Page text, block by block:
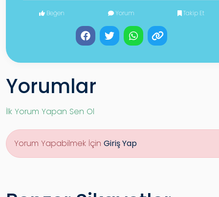
Beğen Yorum Takip Et
Yorumlar
İlk Yorum Yapan Sen Ol
Yorum Yapabilmek İçin Giriş Yap